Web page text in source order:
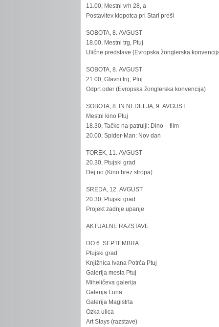
11.00, Mestni vrh 28, a
Postavitev klopotca pri Stari preši
SOBOTA, 8. AVGUST
18.00, Mestni trg, Ptuj
Ulične predstave (Evropska žonglerska
SOBOTA, 8. AVGUST
21.00, Glavni trg, Ptuj
Odprt oder (Evropska žonglerska konvencija)
SOBOTA, 8. IN NEDELJA, 9. AVGUST
Mestni kino Ptuj
18.30, Tačke na patrulji: Dino – film
20.00, Spider-Man: Nov dan
TOREK, 11. AVGUST
20.30, Ptujski grad
Dej no (Kino brez stropa)
SREDA, 12. AVGUST
20.30, Ptujski grad
Projekt zadnje upanje
AKTUALNE RAZSTAVE
DO 6. SEPTEMBRA
Ptujski grad
Knjižnica Ivana Potrča Ptuj
Galerija mesta Ptuj
Miheličeva galerija
Galerija Luna
Galerija Magistrta
Ozka ulica
Art Stays (razstave)